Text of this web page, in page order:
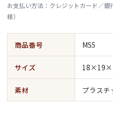
お支払い方法：クレジットカード／
様）
商品番号 MS5
サイズ
素材 プラスチ